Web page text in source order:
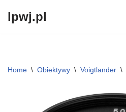
lpwj.pl
Home \ Obiektywy \ Voigtlander \